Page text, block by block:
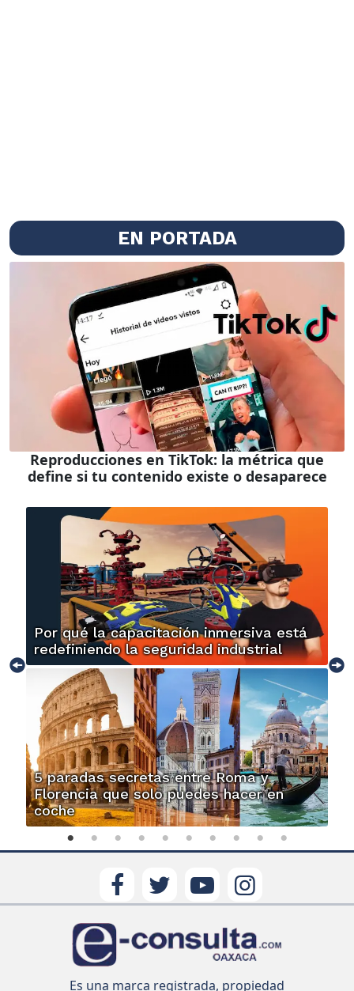
EN PORTADA
Reproducciones en TikTok: la métrica que
define si tu contenido existe o desaparece
Por qué la capacitación inmersiva está
redefiniendo la seguridad industrial
5 paradas secretas entre Roma y
Florencia que solo puedes hacer en
coche
Es una marca registrada, propiedad